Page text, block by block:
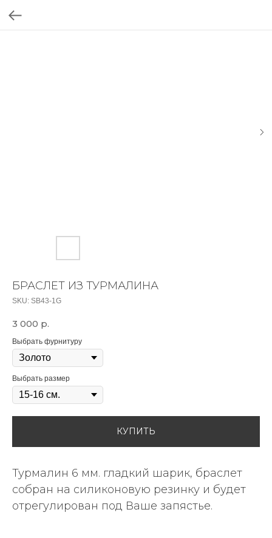
БРАСЛЕТ ИЗ ТУРМАЛИНА
SKU: SB43-1G
3 000 р.
Выбрать фурнитуру
Выбрать размер
КУПИТЬ
Турмалин 6 мм. гладкий шарик, браслет
собран на силиконовую резинку и будет
отрегулирован под Ваше запястье.